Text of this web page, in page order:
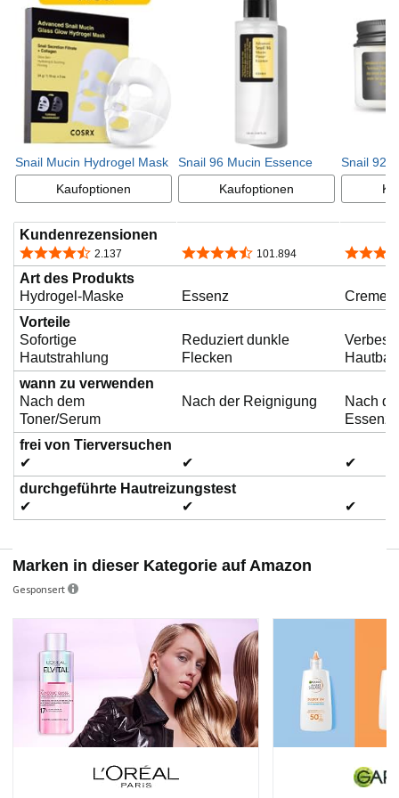
b
e
n
Snail Mucin Hydrogel Mask
Kaufoptionen
Snail 96 Mucin Essence
Kaufoptionen
Snail 92
Kundenrezensionen
4,4 von 5 Sternen
2.137 4,4 von 5 Sternen
101.894
4,4 von
Art des Produkts
Hydrogel-Maske
Essenz
Creme
Vorteile
Sofortige
Hautstrahlung
Reduziert dunkle
Flecken
wann zu verwenden
Nach dem
Toner/Serum
Nach der Reignigung
Nach
Essenz
frei von Tierversuchen
✔
✔
✔
durchgeführte Hautreizungstest
✔
✔ ✔
Marken in dieser Kategorie auf Amazon
Gesponsert